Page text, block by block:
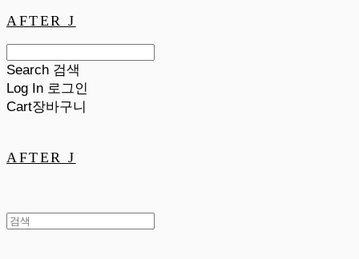
AFTER J
Search 검색
Log In 로그인
Cart장바구니
AFTER J